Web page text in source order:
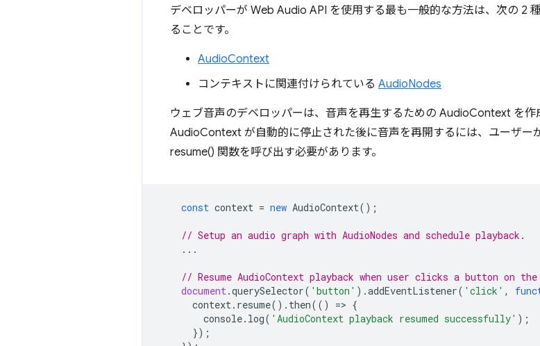
デベロッパーが Web Audio API を使用する最も一般的な方法は、次の 2
ることです。
AudioContext
コンテキストに関連付けられている AudioNodes
ウェブ音声のデベロッパーは、音声を再生するための AudioContext を作
AudioContext が自動的に停止された後に音声を再開するには、ユーザー
resume() 関数を呼び出す必要があります。
const context = new AudioContext();
// Setup an audio graph with AudioNodes and schedule playback.
...
// Resume AudioContext playback when user clicks a button on the
document.querySelector( 'button' ).addEventListener( 'click' ,
context. resume(). then(() => {
console. log( 'AudioContext playback resumed successfully' );
});